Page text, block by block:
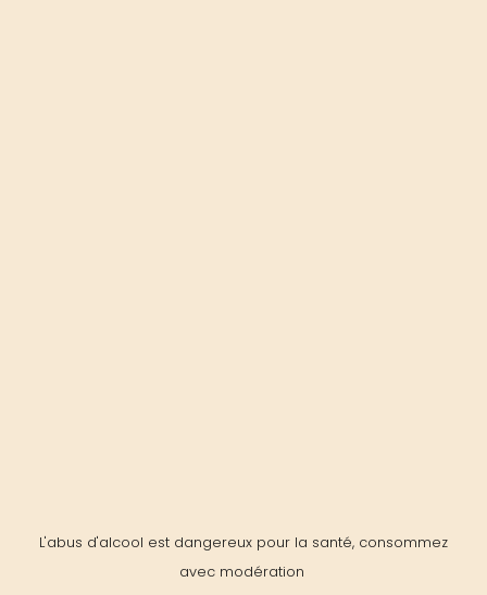
L'abus d'alcool est dangereux pour la santé, consommez
avec modération